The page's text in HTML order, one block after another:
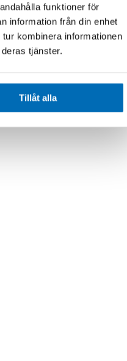
funktioner för
information från din enhet
kombinera informationen
tjänster.
Tillåt alla